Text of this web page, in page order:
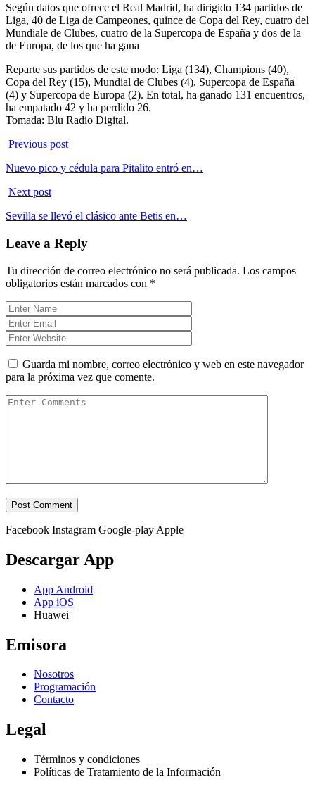
Según datos que ofrece el Real Madrid, ha dirigido 134 partidos de
Liga, 40 de Liga de Campeones, quince de Copa del Rey, cuatro del
Mundiale de Clubes, cuatro de la Supercopa de España y dos de la
de Europa, de los que ha gana
Reparte sus partidos de este modo: Liga (134), Champions (40),
Copa del Rey (15), Mundial de Clubes (4), Supercopa de España
(4) y Supercopa de Europa (2). En total, ha ganado 131 encuentros,
ha empatado 42 y ha perdido 26.
Tomada: Blu Radio Digital.
Previous post
Nuevo pico y cédula para Pitalito entró en…
Next post
Sevilla se llevó el clásico ante Betis en…
Leave a Reply
Tu dirección de correo electrónico no será publicada. Los campos
obligatorios están marcados con *
Guarda mi nombre, correo electrónico y web en este navegador
para la próxima vez que comente.
Facebook Instagram Google-play Apple
Descargar App
App Android
App iOS
Huawei
Emisora
Nosotros
Programación
Contacto
Legal
Términos y condiciones
Políticas de Tratamiento de la Información